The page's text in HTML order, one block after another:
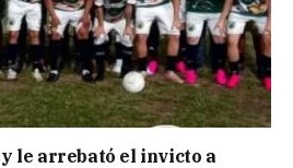
le arrebató el invicto a